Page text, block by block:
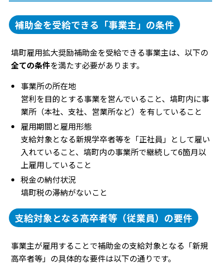
補助金を受給できる「事業主」の条件
塙町雇用拡大奨励補助金を受給できる事業主は、以下の
全ての条件を満たす必要があります。
事業所の所在地
営利を目的とする事業を営んでいること、塙町内に事
業所（本社、支社、営業所など）を有していること
雇用期間と雇用形態
支給対象となる新規学卒者等を「正社員」として雇い
入れていること、塙町内の事業所で継続して6箇月以
上雇用していること
税金の納付状況
塙町税の滞納がないこと
支給対象となる高卒者等（従業員）の要件
事業主が雇用することで補助金の支給対象となる「新規
高卒者等」の具体的な要件は以下の通りです。